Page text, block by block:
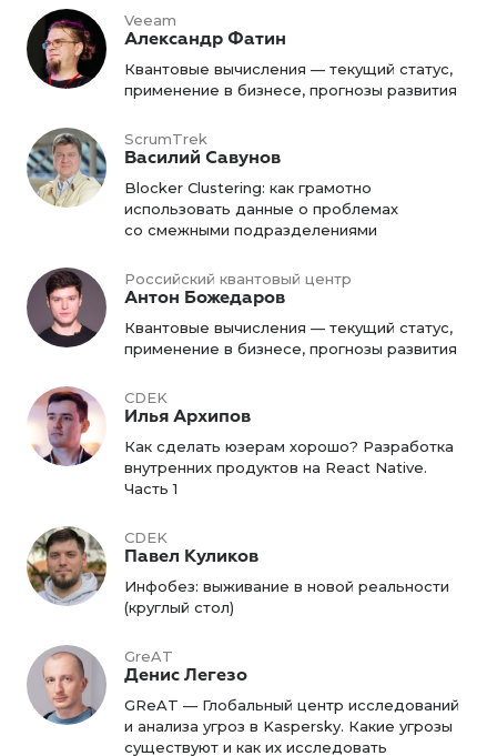
Veeam
Александр Фатин
Квантовые вычисления — текущий статус,
применение в бизнесе, прогнозы развития
ScrumTrek
Василий Савунов
Blocker Clustering: как грамотно
использовать данные о проблемах
со смежными подразделениями
Российский квантовый центр
Антон Божедаров
Квантовые вычисления — текущий статус,
применение в бизнесе, прогнозы развития
CDEK
Илья Архипов
Как сделать юзерам хорошо? Разработка
внутренних продуктов на React Native.
Часть 1
CDEK
Павел Куликов
Инфобез: выживание в новой реальности
(круглый стол)
GreAT
Денис Легезо
GReAT — Глобальный центр исследований
и анализа угроз в Kaspersky. Какие угрозы
существуют и как их исследовать